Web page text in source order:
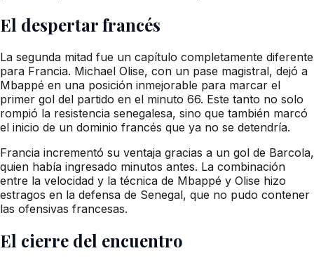
El despertar francés
La segunda mitad fue un capítulo completamente diferente
para Francia. Michael Olise, con un pase magistral, dejó a
Mbappé en una posición inmejorable para marcar el
primer gol del partido en el minuto 66. Este tanto no solo
rompió la resistencia senegalesa, sino que también marcó
el inicio de un dominio francés que ya no se detendría.
Francia incrementó su ventaja gracias a un gol de Barcola,
quien había ingresado minutos antes. La combinación
entre la velocidad y la técnica de Mbappé y Olise hizo
estragos en la defensa de Senegal, que no pudo contener
las ofensivas francesas.
El cierre del encuentro